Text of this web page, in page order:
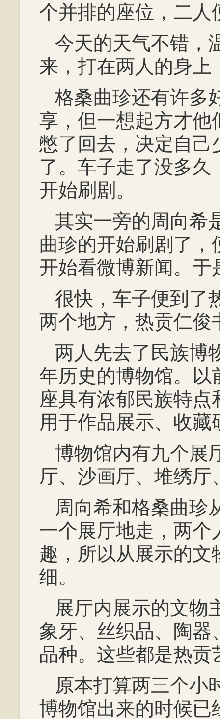
个并排的座位，二人
今天的天气不错，
来，打在两人的身上
格桑曲珍还有许多
享，但一想起方才他
憋了回去，决定自己
了。车子走了没多
开始刷剧。
其实一旁的周向希
曲珍的开始刷剧了
开始看微博新闻。于
很快，车子便到了
两个地方，热贡仁俊
两人先去了民族博
年历史的博物馆。以
座具有浓郁民族特
用于作品展示、收
博物馆内有九个展
厅、沙画厅、堆绣
周向希和格桑曲珍
一个展厅地走，两个
趣，所以从展示的
细。
展厅内展示的文物
象牙、丝织品、陶
品种。这些都是热贡
原本打算两三个小
博物馆出来的时候已